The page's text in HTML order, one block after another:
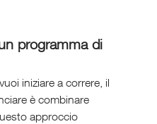
programma di
iniziare a correre, il
è combinare
approccio